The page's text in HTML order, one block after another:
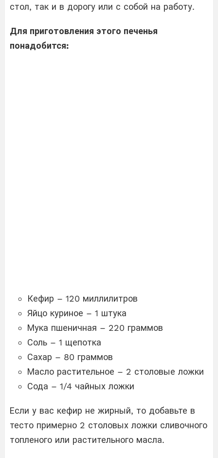
стол, так и в дорогу или с собой на работу.
Для приготовления этого печенья
понадобится:
Кефир – 120 миллилитров
Яйцо куриное – 1 штука
Мука пшеничная – 220 граммов
Соль – 1 щепотка
Сахар – 80 граммов
Масло растительное – 2 столовые ложки
Сода – 1/4 чайных ложки
Если у вас кефир не жирный, то добавьте в
тесто примерно 2 столовых ложки сливочного
топленого или растительного масла.